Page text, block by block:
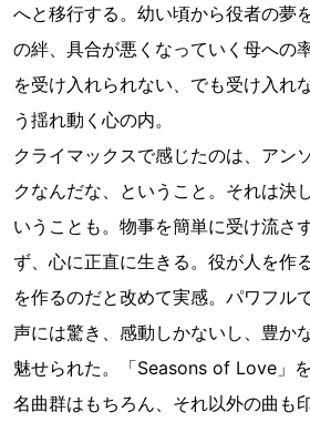
へと移行する。幼い頃から役者の夢
の絆、具合が悪くなっていく母への
を受け入れられない、でも受け入れ
う揺れ動く心の内。
クライマックスで感じたのは、アン
クなんだな、ということ。それは決
いうことも。物事を簡単に受け流さ
ず、心に正直に生きる。役が人を作
を作るのだと改めて実感。パワフル
声には驚き、感動しかないし、豊か
魅せられた。「Seasons of Love」
名曲群はもちろん、それ以外の曲も